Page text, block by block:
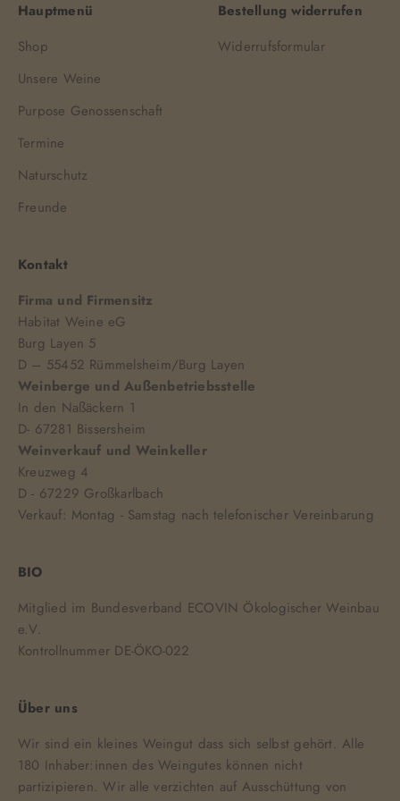
Hauptmenü
Shop
Unsere Weine
Purpose Genossenschaft
Termine
Naturschutz
Freunde
Kontakt
Firma und Firmensitz
Habitat Weine eG
Burg Layen 5
D – 55452 Rümmelsheim/Burg Layen
Weinberge und Außenbetriebsstelle
In den Naßäckern 1
D- 67281 Bissersheim
Weinverkauf und Weinkeller
Kreuzweg 4
D - 67229 Großkarlbach
Verkauf: Montag - Samstag nach telefonischer Vereinbarung
BIO
Mitglied im Bundesverband ECOVIN Ökologischer Weinbau
e.V.
Kontrollnummer DE-ÖKO-022
Bestellung widerrufen
Widerrufsformular
Über uns
Wir sind ein kleines Weingut dass sich selbst gehört. Alle
180 Inhaber:innen des Weingutes können nicht
partizipieren. Wir alle verzichten auf Ausschüttung von